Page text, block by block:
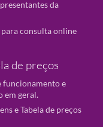
da
consulta online
de preços
funcionamento e
em geral.
e Tabela de preços